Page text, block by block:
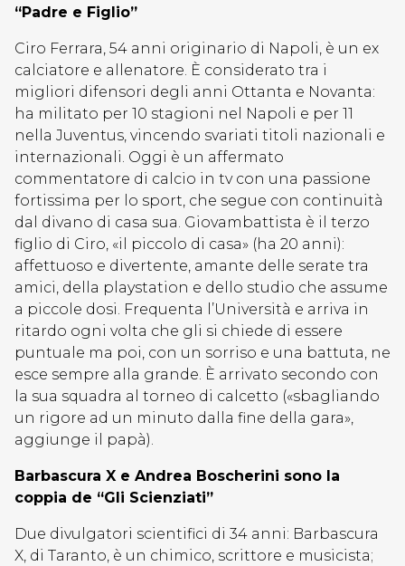
“Padre e Figlio”
Ciro Ferrara, 54 anni originario di Napoli, è un ex
calciatore e allenatore. È considerato tra i
migliori difensori degli anni Ottanta e Novanta:
ha militato per 10 stagioni nel Napoli e per 11
nella Juventus, vincendo svariati titoli nazionali e
internazionali. Oggi è un affermato
commentatore di calcio in tv con una passione
fortissima per lo sport, che segue con continuità
dal divano di casa sua. Giovambattista è il terzo
figlio di Ciro, «il piccolo di casa» (ha 20 anni):
affettuoso e divertente, amante delle serate tra
amici, della playstation e dello studio che assume
a piccole dosi. Frequenta l’Università e arriva in
ritardo ogni volta che gli si chiede di essere
puntuale ma poi, con un sorriso e una battuta, ne
esce sempre alla grande. È arrivato secondo con
la sua squadra al torneo di calcetto («sbagliando
un rigore ad un minuto dalla fine della gara»,
aggiunge il papà).
Barbascura X e Andrea Boscherini sono la
coppia de “Gli Scienziati”
Due divulgatori scientifici di 34 anni: Barbascura
X, di Taranto, è un chimico, scrittore e musicista;